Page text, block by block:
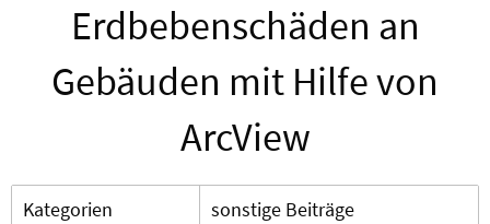
Erdbebenschäden an
Gebäuden mit Hilfe von
ArcView
Kategorien
sonstige Beiträge